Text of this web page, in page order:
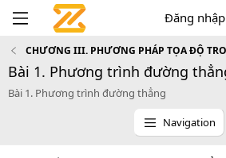
Đăng nhập
CHƯƠNG III. PHƯƠNG PHÁP TỌA ĐỘ
Bài 1. Phương trình đường
Bài 1. Phương trình đường thẳng
Navigation